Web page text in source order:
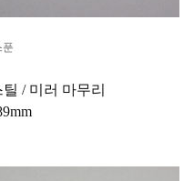
푼
/ 미러 마무리